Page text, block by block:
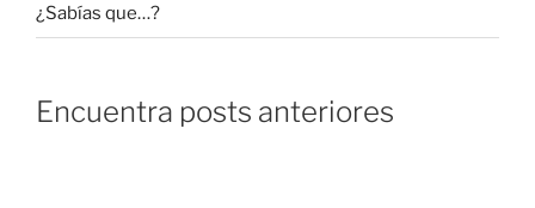
¿Sabías que…?
Encuentra posts anteriores